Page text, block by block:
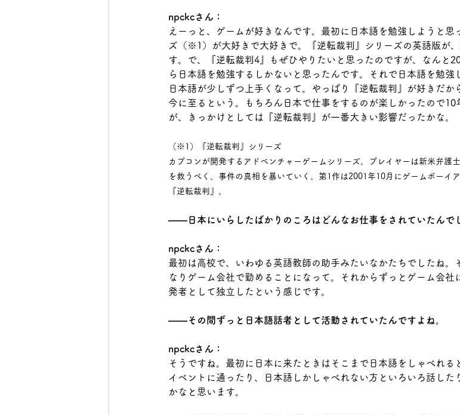
npckcさん：
えーっと、ゲームが好きなんです。最初に日本語を勉強しようと思
ズ（※1）が大好きで大好きで。『逆転裁判』シリーズの英語版が
す。で、『逆転裁判4』もぜひやりたいと思ったのですが、なんと
ら日本語を勉強するしかないと思ったんです。それで日本語を勉強
日本語が少しずつ上手くなって。やっぱり『逆転裁判』が好きだか
今に至るという。もちろん日本で仕事をするのが楽しかったので
が、きっかけとしては『逆転裁判』が一番大きい影響だったかな。
（※1）『逆転裁判』シリーズ
カプコンが開発するアドベンチャーゲームシリーズ。プレイヤーは新米弁護
を救うべく、事件の真相を暴いていく。第1作は2001年10月にゲームボーイ
『逆転裁判』。
――日本にいらしたばかりのころはどんなお仕事をされていたんで
npckcさん：
最初は高校で、いわゆる英語教師の助手みたいなかたちでしたね。
なりゲーム会社で勤めることになって。それからずっとゲーム会社
発者として独立したという感じです。
――その間ずっと日本語話者として活動されていたんですよね。
npckcさん：
そうですね。最初に日本に来たときはそこまで日本語をしゃべれる
イベントに通ったり、日本語しかしゃべれない方といろいろ話した
かなと思います。